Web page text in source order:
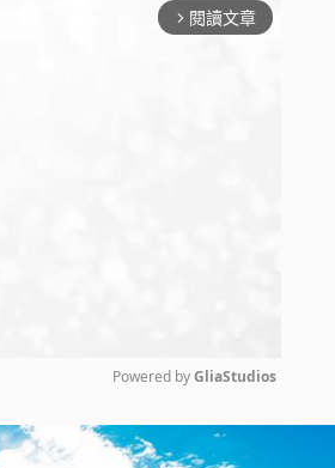
arrow_forward_ios 閱讀文章
Mute
Powered by GliaStudios